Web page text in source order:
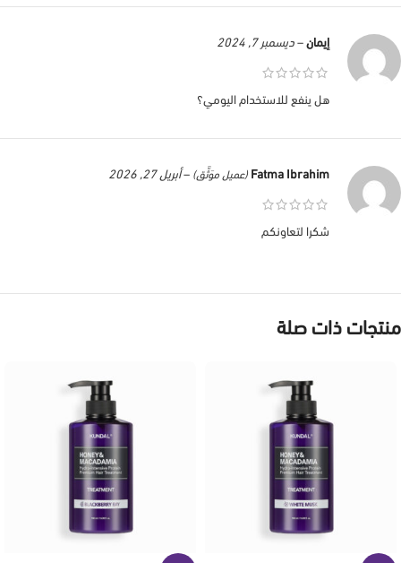
إيمان – ديسمبر 7, 2024
هل ينفع للاستخدام اليومي؟
Fatma Ibrahim (عميل موَثَّق) – أبريل 27, 2026
شكرا لتعاونكم
منتجات ذات صلة